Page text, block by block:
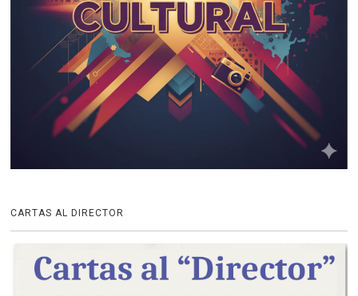
CARTAS AL DIRECTOR